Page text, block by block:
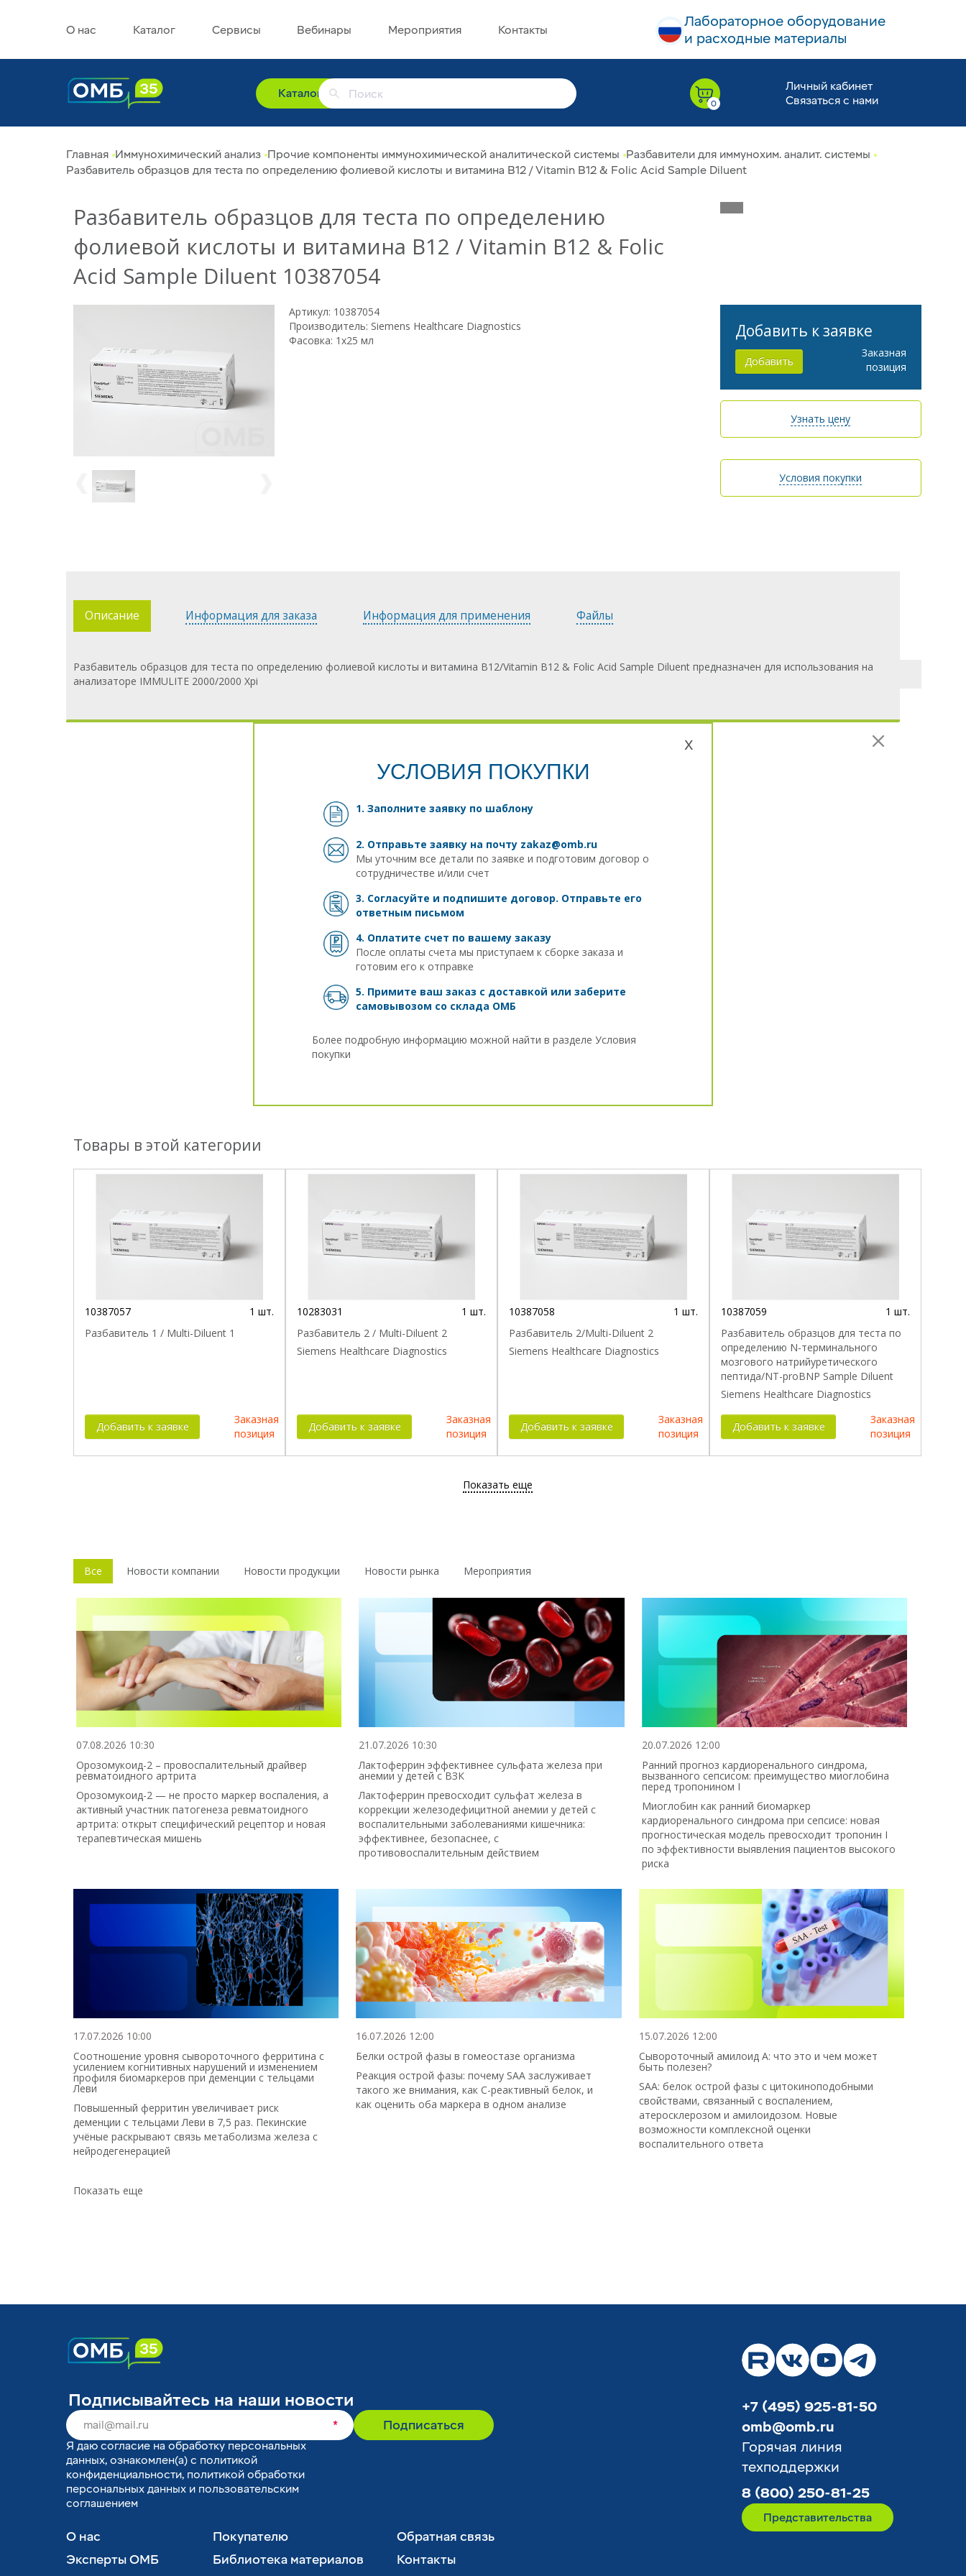
Лабораторное оборудование
и расходные материалы
О нас Каталог Сервисы Вебинары Мероприятия Контакты
Каталог
Личный кабинет
Связаться с нами
Главная Иммунохимический анализ Прочие компоненты иммунохимической аналитической системы Разбавители для иммунохим. аналит. системы
Разбавитель образцов для теста по определению фолиевой кислоты и витамина В12 / Vitamin В12 & Folic Acid Sample Diluent
Разбавитель образцов для теста по определению
фолиевой кислоты и витамина В12 / Vitamin В12 & Folic
Acid Sample Diluent 10387054
Артикул: 10387054
Производитель: Siemens Healthcare Diagnostics
Фасовка: 1x25 мл
Добавить к заявке
Добавить
Заказная
позиция
Узнать цену
Условия покупки
Описание Информация для заказа Информация для применения Файлы
Разбавитель образцов для теста по определению фолиевой кислоты и витамина В12/Vitamin В12 & Folic Acid Sample Diluent предназначен для использования на
анализаторе IMMULITE 2000/2000 Xpi
x
УСЛОВИЯ ПОКУПКИ
1. Заполните заявку по шаблону
2. Отправьте заявку на почту zakaz@omb.ru
Мы уточним все детали по заявке и подготовим договор о
сотрудничестве и/или счет
3. Согласуйте и подпишите договор. Отправьте его
ответным письмом
4. Оплатите счет по вашему заказу
После оплаты счета мы приступаем к сборке заказа и
готовим его к отправке
5. Примите ваш заказ с доставкой или заберите
самовывозом со склада ОМБ
Более подробную информацию можной найти в разделе Условия
покупки
Товары в этой категории
10387057
1 шт.
Разбавитель 1 / Multi-Diluent 1
Добавить к заявке
Заказная
позиция
10283031
1 шт.
Разбавитель 2 / Multi-Diluent 2
Siemens Healthcare Diagnostics
Добавить к заявке
Заказная
позиция
10387058
1 шт.
Разбавитель 2/Multi-Diluent 2
Siemens Healthcare Diagnostics
Добавить к заявке
Заказная
позиция
10387059
1 шт.
Разбавитель образцов для теста по
определению N-терминального
мозгового натрийуретического
пептида/NT-proBNP Sample Diluent
Siemens Healthcare Diagnostics
Добавить к заявке
Заказная
позиция
Показать еще
Все Новости компании Новости продукции Новости рынка Мероприятия
07.08.2026 10:30
Орозомукоид-2 – провоспалительный драйвер
ревматоидного артрита
Орозомукоид-2 — не просто маркер воспаления, а
активный участник патогенеза ревматоидного
артрита: открыт специфический рецептор и новая
терапевтическая мишень
21.07.2026 10:30
Лактоферрин эффективнее сульфата железа при
анемии у детей с ВЗК
Лактоферрин превосходит сульфат железа в
коррекции железодефицитной анемии у детей с
воспалительными заболеваниями кишечника:
эффективнее, безопаснее, с
противовоспалительным действием
20.07.2026 12:00
Ранний прогноз кардиоренального синдрома,
вызванного сепсисом: преимущество миоглобина
перед тропонином I
Миоглобин как ранний биомаркер
кардиоренального синдрома при сепсисе: новая
прогностическая модель превосходит тропонин I
по эффективности выявления пациентов высокого
риска
17.07.2026 10:00
Соотношение уровня сывороточного ферритина с
усилением когнитивных нарушений и изменением
профиля биомаркеров при деменции с тельцами
Леви
Повышенный ферритин увеличивает риск
деменции с тельцами Леви в 7,5 раз. Пекинские
учёные раскрывают связь метаболизма железа с
нейродегенерацией
16.07.2026 12:00
Белки острой фазы в гомеостазе организма
Реакция острой фазы: почему SAA заслуживает
такого же внимания, как С-реактивный белок, и
как оценить оба маркера в одном анализе
15.07.2026 12:00
Сывороточный амилоид А: что это и чем может
быть полезен?
SAA: белок острой фазы с цитокиноподобными
свойствами, связанный с воспалением,
атеросклерозом и амилоидозом. Новые
возможности комплексной оценки
воспалительного ответа
Показать еще
Подписывайтесь на наши новости
* Подписаться
Я даю согласие на обработку персональных
данных, ознакомлен(а) с политикой
конфиденциальности, политикой обработки
персональных данных и пользовательским
соглашением
+7 (495) 925-81-50
omb@omb.ru
Горячая линия
техподдержки
8 (800) 250-81-25
Представительства
О нас
Эксперты ОМБ
Покупателю
Библиотека материалов
Обратная связь
Контакты